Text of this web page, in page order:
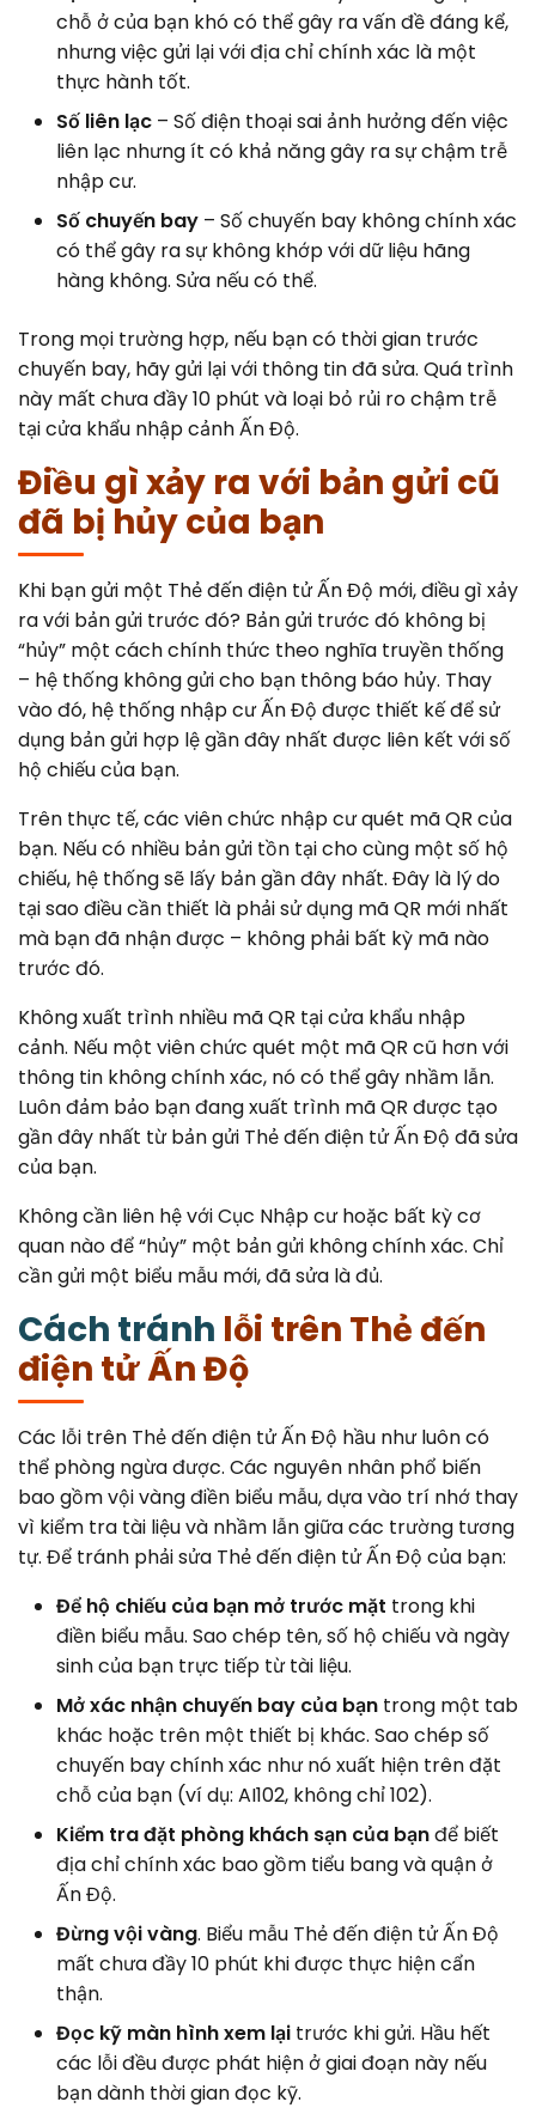
chỗ ở của bạn khó có thể gây ra vấn đề đáng kể,
nhưng việc gửi lại với địa chỉ chính xác là một
thực hành tốt.
Số liên lạc – Số điện thoại sai ảnh hưởng đến việc
liên lạc nhưng ít có khả năng gây ra sự chậm trễ
nhập cư.
Số chuyến bay – Số chuyến bay không chính xác
có thể gây ra sự không khớp với dữ liệu hãng
hàng không. Sửa nếu có thể.
Trong mọi trường hợp, nếu bạn có thời gian trước
chuyến bay, hãy gửi lại với thông tin đã sửa. Quá trình
này mất chưa đầy 10 phút và loại bỏ rủi ro chậm trễ
tại cửa khẩu nhập cảnh Ấn Độ.
Điều gì xảy ra với bản gửi cũ
đã bị hủy của bạn
Khi bạn gửi một Thẻ đến điện tử Ấn Độ mới, điều gì xảy
ra với bản gửi trước đó? Bản gửi trước đó không bị
“hủy” một cách chính thức theo nghĩa truyền thống
– hệ thống không gửi cho bạn thông báo hủy. Thay
vào đó, hệ thống nhập cư Ấn Độ được thiết kế để sử
dụng bản gửi hợp lệ gần đây nhất được liên kết với số
hộ chiếu của bạn.
Trên thực tế, các viên chức nhập cư quét mã QR của
bạn. Nếu có nhiều bản gửi tồn tại cho cùng một số hộ
chiếu, hệ thống sẽ lấy bản gần đây nhất. Đây là lý do
tại sao điều cần thiết là phải sử dụng mã QR mới nhất
mà bạn đã nhận được – không phải bất kỳ mã nào
trước đó.
Không xuất trình nhiều mã QR tại cửa khẩu nhập
cảnh. Nếu một viên chức quét một mã QR cũ hơn với
thông tin không chính xác, nó có thể gây nhầm lẫn.
Luôn đảm bảo bạn đang xuất trình mã QR được tạo
gần đây nhất từ bản gửi Thẻ đến điện tử Ấn Độ đã sửa
của bạn.
Không cần liên hệ với Cục Nhập cư hoặc bất kỳ cơ
quan nào để “hủy” một bản gửi không chính xác. Chỉ
cần gửi một biểu mẫu mới, đã sửa là đủ.
Cách tránh lỗi trên Thẻ đến
điện tử Ấn Độ
Các lỗi trên Thẻ đến điện tử Ấn Độ hầu như luôn có
thể phòng ngừa được. Các nguyên nhân phổ biến
bao gồm vội vàng điền biểu mẫu, dựa vào trí nhớ thay
vì kiểm tra tài liệu và nhầm lẫn giữa các trường tương
tự. Để tránh phải sửa Thẻ đến điện tử Ấn Độ của bạn:
Để hộ chiếu của bạn mở trước mặt trong khi
điền biểu mẫu. Sao chép tên, số hộ chiếu và ngày
sinh của bạn trực tiếp từ tài liệu.
Mở xác nhận chuyến bay của bạn trong một tab
khác hoặc trên một thiết bị khác. Sao chép số
chuyến bay chính xác như nó xuất hiện trên đặt
chỗ của bạn (ví dụ: AI102, không chỉ 102).
Kiểm tra đặt phòng khách sạn của bạnđể biết
địa chỉ chính xác bao gồm tiểu bang và quận ở
Ấn Độ.
Đừng vội vàng. Biểu mẫu Thẻ đến điện tử Ấn Độ
mất chưa đầy 10 phút khi được thực hiện cẩn
thận.
Đọc kỹ màn hình xem lại trước khi gửi. Hầu hết
các lỗi đều được phát hiện ở giai đoạn này nếu
bạn dành thời gian đọc kỹ.